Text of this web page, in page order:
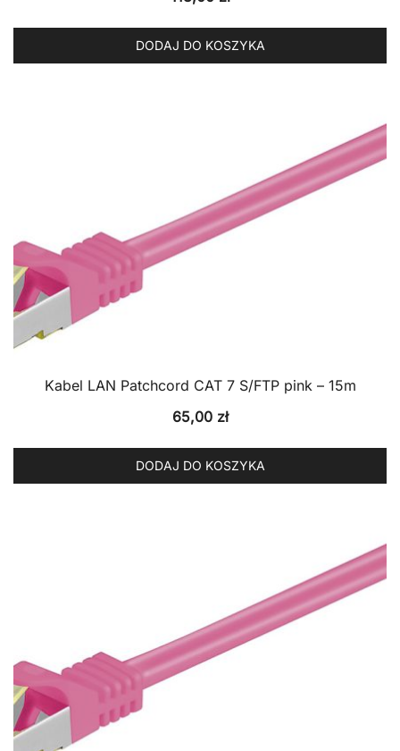
DODAJ DO KOSZYKA
Kabel LAN Patchcord CAT 7 S/FTP pink – 15m
65,00 zł
DODAJ DO KOSZYKA